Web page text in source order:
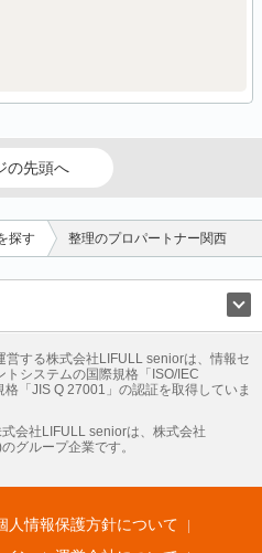
の先頭へ
探す 整理のプロパートナー関西
地方創生
ママの就労支援
遺品整理 老後の暮らし情報
定 不動産投資 アドバイザー
家賃相場 不動産会社
報
LIFULL HOME'S PRESS
不動産転職
営する株式会社LIFULL seniorは、情報セ
トシステムの国際規格「ISO/IEC
「JIS Q 27001」の認証を取得していま
会社LIFULL seniorは、株式会社
グループ企業です。
人情報保護方針について